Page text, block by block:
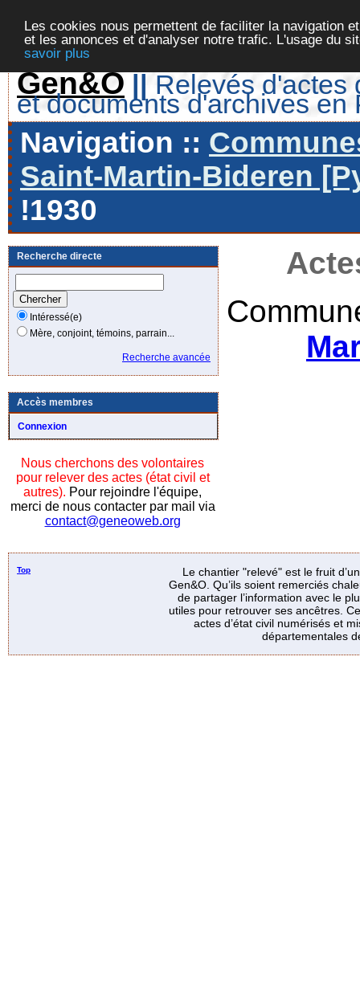
Les cookies nous permettent de faciliter la navigation
et les annonces et d'analyser notre trafic. L'usage du
savoir plus
Gen&O || Relevés d'actes
et documents d'archives en
Navigation ::
Saint-Martin-Bideren
!1930
Recherche directe
Intéressé(e)
Mère, conjoint, témoins, parrain...
Recherche avancée
Accès membres
Connexion
Nous cherchons des volontaires
pour relever des actes (état civil et
autres). Pour rejoindre l'équipe,
merci de nous contacter par mail via
contact@geneoweb.org
Top
Le chantier "relevé" est le fruit
Gen&O. Qu’ils soient remerciés
de partager l’information avec le
utiles pour retrouver ses ancêtres.
actes d’état civil numérisés et
départementales